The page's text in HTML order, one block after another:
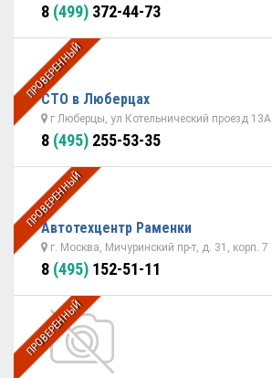
8 (499) 372-44-73
ПРОВЕРЕННЫЙ
СТО в Люберцах
г Люберцы, ул Котельнический проезд 13А
8 (495) 255-53-35
ПРОВЕРЕННЫЙ
Автотехцентр Раменки
г. Москва, Мичуринский пр-т, д. 31, корп. 7
8 (495) 152-51-11
ПРОВЕРЕННЫЙ